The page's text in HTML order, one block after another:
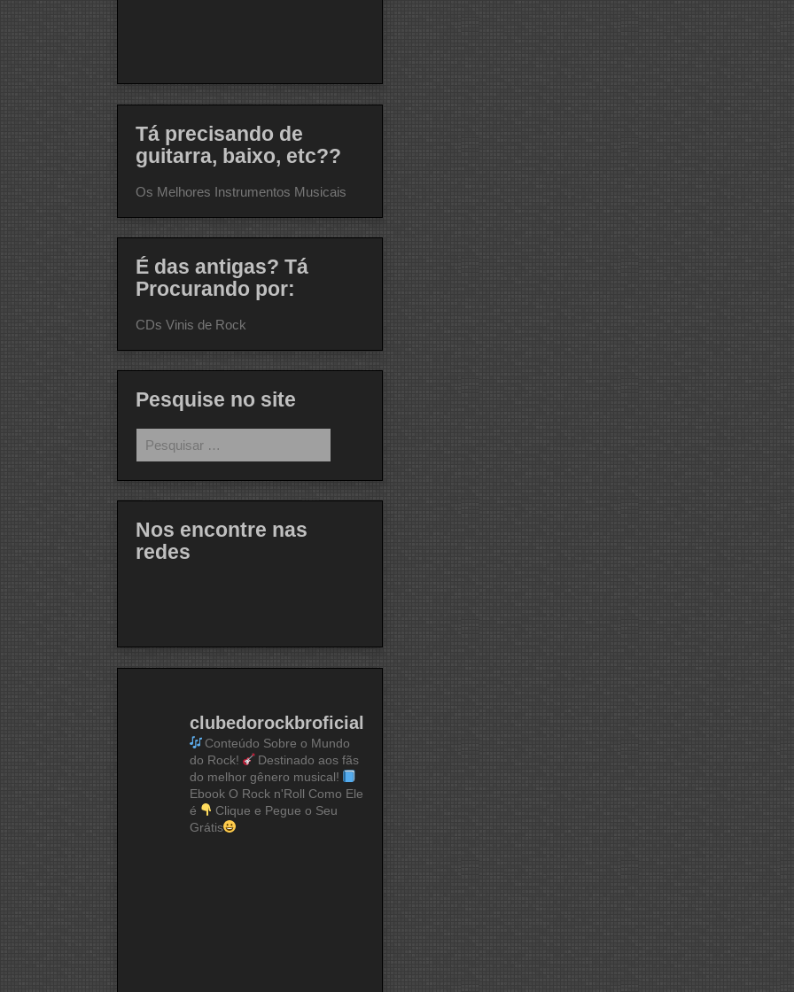
Tá precisando de
guitarra, baixo, etc??
Os Melhores Instrumentos Musicais
É das antigas? Tá
Procurando por:
CDs Vinis de Rock
Pesquise no site
por:
Nos encontre nas
redes
clubedorockbroficial
Conteúdo Sobre o Mundo
do Rock!
Destinado aos fãs
do melhor gênero musical!
Ebook O Rock n'Roll Como Ele
é
Clique e Pegue o Seu
Grátis